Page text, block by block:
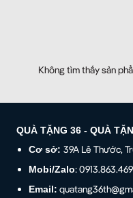
Không tìm thấy sản
QUÀ TẶNG 36 - QUÀ
Cơ sở:39A Lê Thước,
Mobi/Zalo: 0913.863.469
Email: